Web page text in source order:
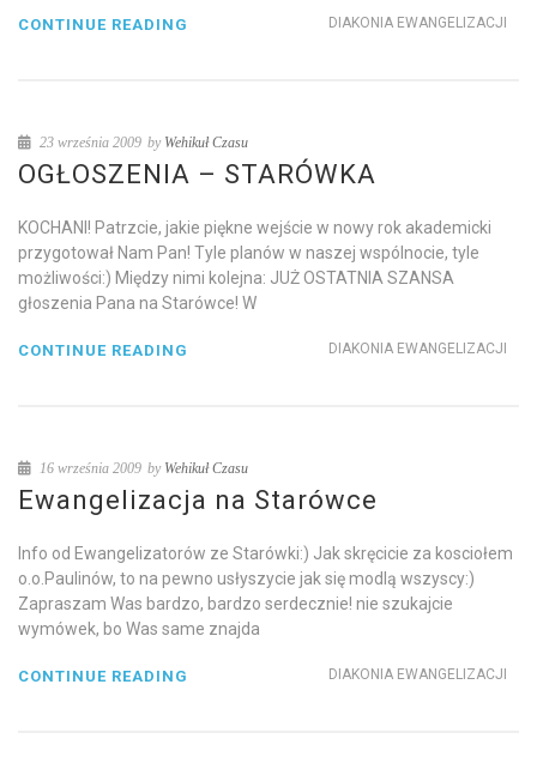
DIAKONIA EWANGELIZACJI
CONTINUE READING
23 września 2009 by Wehikuł Czasu
OGŁOSZENIA – STARÓWKA
KOCHANI! Patrzcie, jakie piękne wejście w nowy rok akademicki
przygotował Nam Pan! Tyle planów w naszej wspólnocie, tyle
możliwości:) Między nimi kolejna: JUŻ OSTATNIA SZANSA
głoszenia Pana na Starówce! W
DIAKONIA EWANGELIZACJI
CONTINUE READING
16 września 2009 by Wehikuł Czasu
Ewangelizacja na Starówce
Info od Ewangelizatorów ze Starówki:) Jak skręcicie za kosciołem
o.o.Paulinów, to na pewno usłyszycie jak się modlą wszyscy:)
Zapraszam Was bardzo, bardzo serdecznie! nie szukajcie
wymówek, bo Was same znajda
DIAKONIA EWANGELIZACJI
CONTINUE READING